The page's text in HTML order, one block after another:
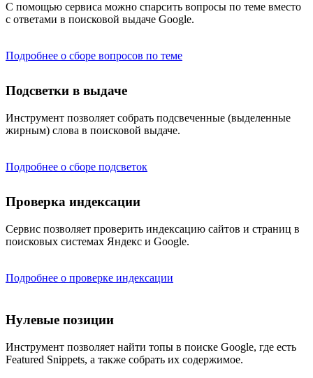
С помощью сервиса можно спарсить вопросы по теме вместо
с ответами в поисковой выдаче Google.
Подробнее о сборе вопросов по теме
Подсветки в выдаче
Инструмент позволяет собрать подсвеченные (выделенные
жирным) слова в поисковой выдаче.
Подробнее о сборе подсветок
Проверка индексации
Сервис позволяет проверить индексацию сайтов и страниц в
поисковых системах Яндекс и Google.
Подробнее о проверке индексации
Нулевые позиции
Инструмент позволяет найти топы в поиске Google, где есть
Featured Snippets, а также собрать их содержимое.